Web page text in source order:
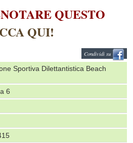
QUESTO
QUI!
Condividi su
Sportiva Dilettantistica Beach
6